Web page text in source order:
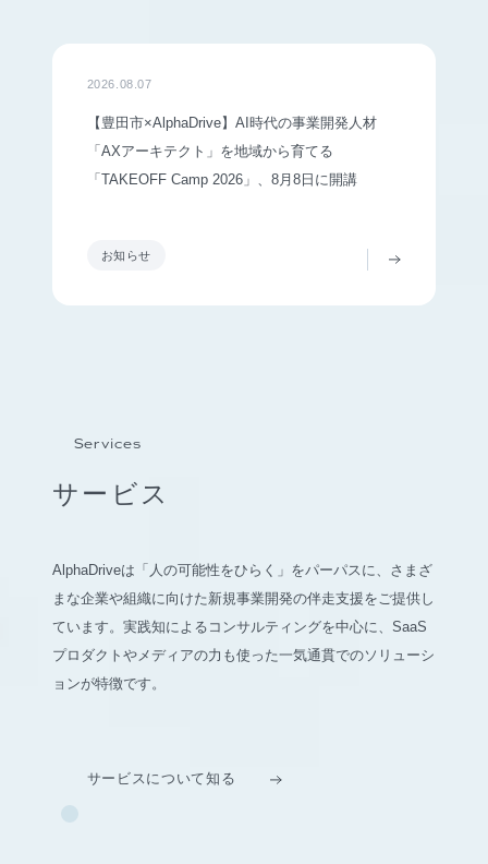
2026.08.07
お知らせ
【豊田市×AlphaDrive】AI時代の事業開発人材
「AXアーキテクト」を地域から育てる
「TAKEOFF Camp 2026」、8月8日に開講
Services
サービス
AlphaDriveは「人の可能性をひらく」をパーパスに、さまざ
まな企業や組織に向けた新規事業開発の伴走支援をご提供し
ています。実践知によるコンサルティングを中心に、SaaS
プロダクトやメディアの力も使った一気通貫でのソリューシ
ョンが特徴です。
サービスについて知る